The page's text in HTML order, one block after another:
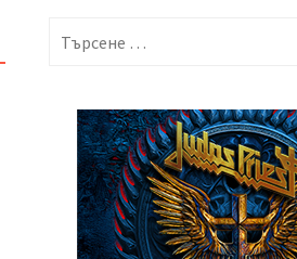
за: